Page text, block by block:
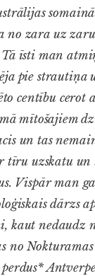
no zara uz
Tā īsti man
pie strautiņa
centību cerot
mītošajiem
un tas
uzskatu un
Vispār man
dārzs
kaut nedaudz
*